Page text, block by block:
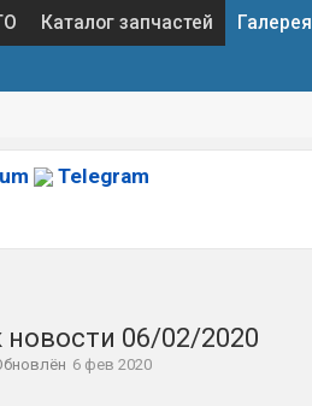
Каталог запчастей Галерея
Telegram
новости 06/02/2020
6 фев 2020